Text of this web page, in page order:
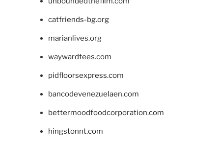
catfriends-bg.org
marianlives.org
waywardtees.com
pidfloorsexpress.com
bancodevenezuelaen.com
bettermoodfoodcorporation.com
hingstonnt.com